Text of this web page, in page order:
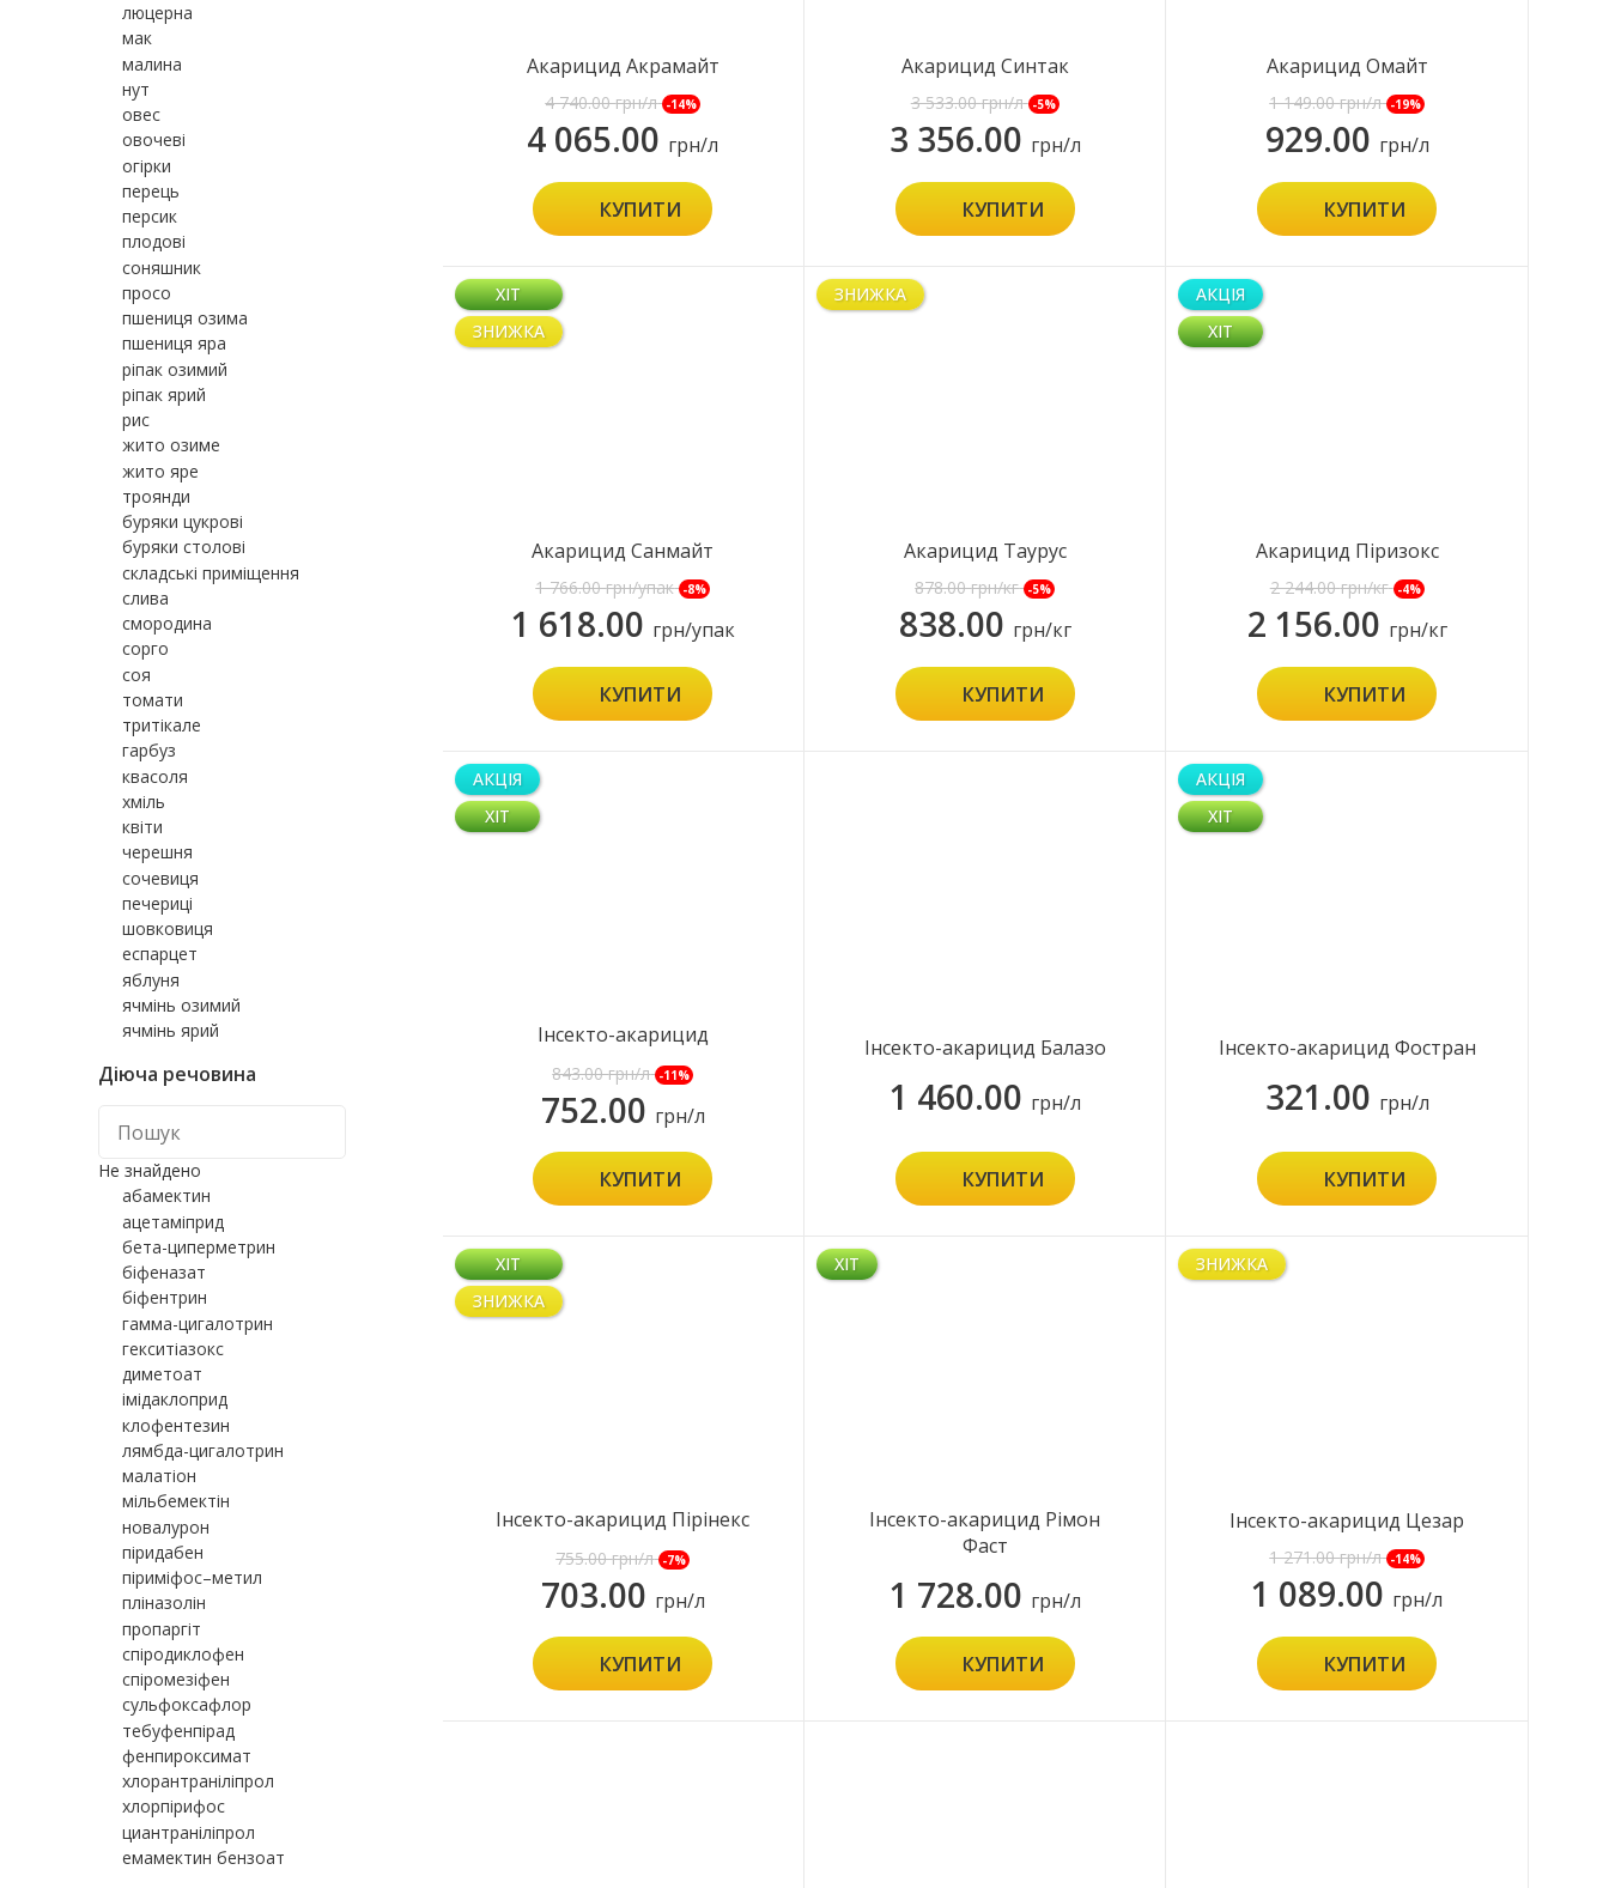
люцерна
мак
малина
нут
овес
овочеві
огірки
перець
персик
плодові
соняшник
просо
пшениця озима
пшениця яра
ріпак озимий
ріпак ярий
рис
жито озиме
жито яре
троянди
буряки цукрові
буряки столові
складські приміщення
слива
смородина
сорго
соя
томати
тритікале
гарбуз
квасоля
хміль
квіти
черешня
сочевиця
печериці
шовковиця
еспарцет
яблуня
ячмінь озимий
ячмінь ярий
Діюча речовина
Не знайдено
абамектин
ацетаміприд
бета-циперметрин
біфеназат
біфентрин
гамма-цигалотрин
гекситіазокс
диметоат
імідаклоприд
клофентезин
лямбда-цигалотрин
малатіон
мільбемектін
новалурон
піридабен
піриміфос–метил
пліназолін
пропаргіт
спіродиклофен
спіромезіфен
сульфоксафлор
тебуфенпірад
фенпироксимат
хлорантраніліпрол
хлорпірифос
циантраніліпрол
емамектин бензоат
Акарицид Акрамайт
4 740.00грн/л -14%
4 065.00 грн/л
КУПИТИ
Акарицид Синтак
3 533.00грн/л -5%
3 356.00 грн/л
КУПИТИ
Акарицид Омайт
1 149.00грн/л -19%
929.00 грн/л
КУПИТИ
ХІТ
ЗНИЖКА
Акарицид Санмайт
1 766.00грн/упак -8%
1 618.00 грн/упак
КУПИТИ
ЗНИЖКА
Акарицид Таурус
878.00грн/кг -5%
838.00 грн/кг
КУПИТИ
АКЦІЯ
ХІТ
Акарицид Піризокс
2 244.00грн/кг -4%
2 156.00 грн/кг
КУПИТИ
АКЦІЯ
ХІТ
Інсекто-акарицид
Каратель Плюс
843.00грн/л -11%
752.00 грн/л
КУПИТИ
Інсекто-акарицид Балазо
1 460.00 грн/л
КУПИТИ
АКЦІЯ
ХІТ
Інсекто-акарицид Фостран
321.00 грн/л
КУПИТИ
ХІТ
ЗНИЖКА
Інсекто-акарицид Пірінекс
755.00грн/л -7%
703.00 грн/л
КУПИТИ
ХІТ
Інсекто-акарицид Рімон
Фаст
1 728.00 грн/л
КУПИТИ
ЗНИЖКА
Інсекто-акарицид Цезар
1 271.00грн/л -14%
1 089.00 грн/л
КУПИТИ